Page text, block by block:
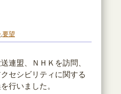
of the Deaf
,要望
連盟、ＮＨＫを訪問、
セシビリティに関する
行いました。